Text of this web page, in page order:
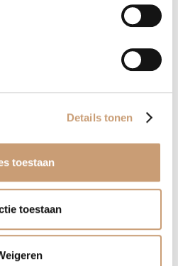
Details tonen
toestaan
toestaan
ons uniek
kleuren & 150 stoffen
kunnen in 900 kleuren & 150